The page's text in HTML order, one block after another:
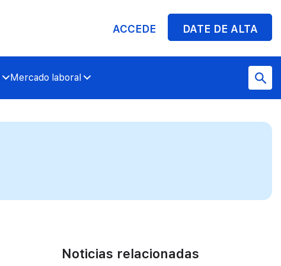
ACCEDE DATE DE ALTA
Mercado laboral
Noticias relacionadas